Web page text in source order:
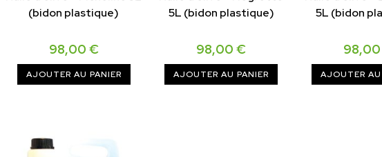
(bidon plastique)
98,00 €
AJOUTER AU PANIER
5L (bidon plastique)
98,00€
AJOUTER AU PANIER
5L (bidon
AJOUTER AU